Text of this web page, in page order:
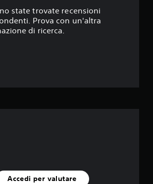
l
state trovate recensioni
Prova con un'altra
di ricerca.
Accedi per valutare